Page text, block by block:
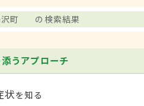
町 の検索結果
うアプローチ
状を知る